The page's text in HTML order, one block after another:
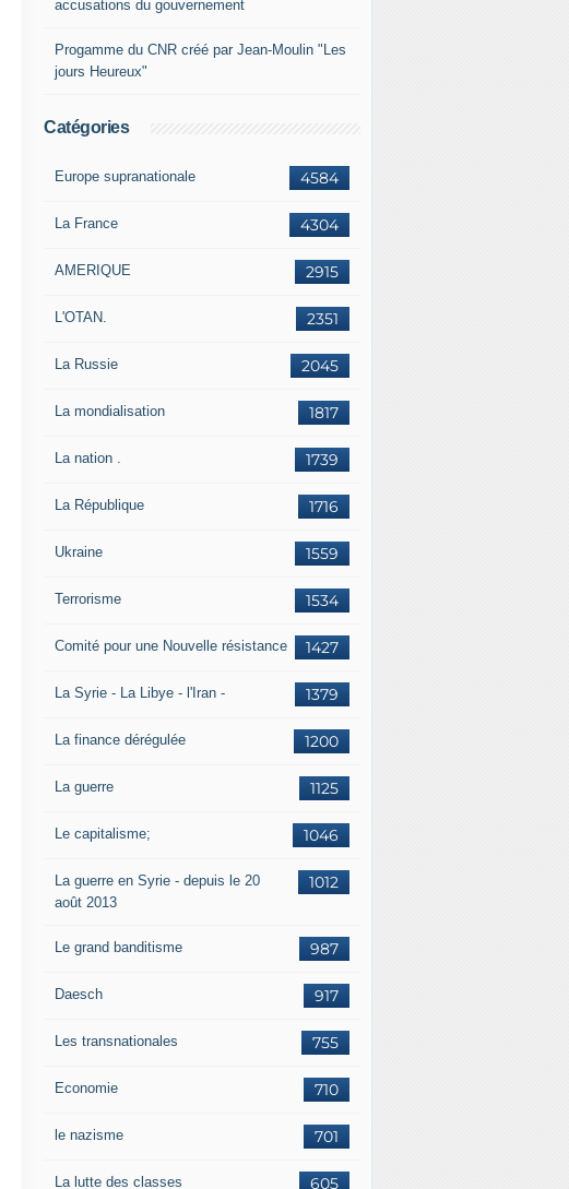
accusations du gouvernement
Progamme du CNR créé par Jean-Moulin "Les
jours Heureux"
Catégories
4584
Europe supranationale
4304
La France
2915
AMERIQUE
2351
L'OTAN.
2045
La Russie
1817
La mondialisation
1739
La nation .
1716
La République
1559
Ukraine
1534
Terrorisme
1427
Comité pour une Nouvelle résistance
1379
La Syrie - La Libye - l'Iran -
1200
La finance dérégulée
1125
La guerre
1046
Le capitalisme;
1012
La guerre en Syrie - depuis le 20
août 2013
987
Le grand banditisme
917
Daesch
755
Les transnationales
710
Economie
701
le nazisme
605
La lutte des classes